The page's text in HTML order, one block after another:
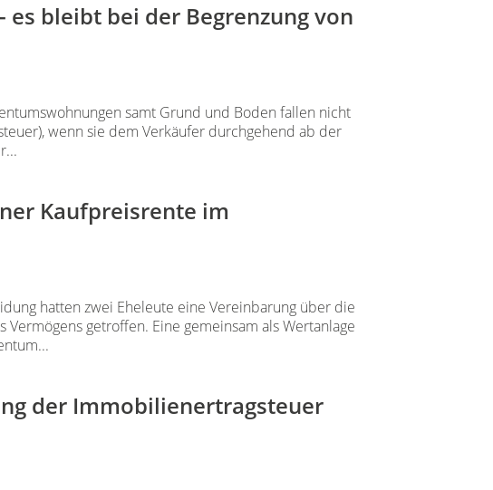
bleibt bei der Begrenzung von
samt Grund und Boden fallen nicht
wenn sie dem Verkäufer durchgehend ab der
Kaufpreisrente im
hatten zwei Eheleute eine Vereinbarung über die
getroffen. Eine gemeinsam als Wertanlage
der Immobilienertragsteuer